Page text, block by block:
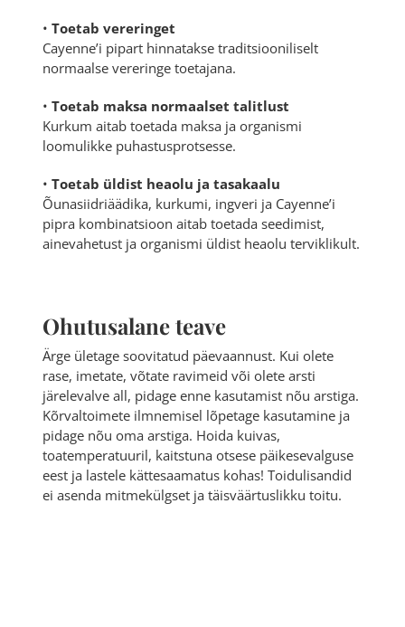
• Toetab vereringet
Cayenne’i pipart hinnatakse traditsiooniliselt
normaalse vereringe toetajana.
• Toetab maksa normaalset talitlust
Kurkum aitab toetada maksa ja organismi
loomulikke puhastusprotsesse.
• Toetab üldist heaolu ja tasakaalu
Õunasiidriäädika, kurkumi, ingveri ja Cayenne’i
pipra kombinatsioon aitab toetada seedimist,
ainevahetust ja organismi üldist heaolu terviklikult.
Ohutusalane teave
Ärge ületage soovitatud päevaannust. Kui olete
rase, imetate, võtate ravimeid või olete arsti
järelevalve all, pidage enne kasutamist nõu arstiga.
Kõrvaltoimete ilmnemisel lõpetage kasutamine ja
pidage nõu oma arstiga. Hoida kuivas,
toatemperatuuril, kaitstuna otsese päikesevalguse
eest ja lastele kättesaamatus kohas! Toidulisandid
ei asenda mitmekülgset ja täisväärtuslikku toitu.